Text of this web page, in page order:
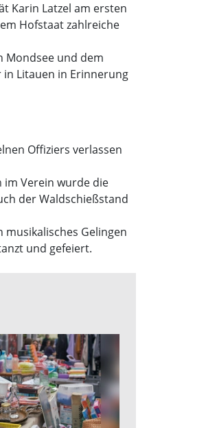
Karin Latzel am ersten
Hofstaat zahlreiche
Mondsee und dem
in Litauen in Erinnerung
Offiziers verlassen
im Verein wurde die
der Waldschießstand
Gelingen
und gefeiert.